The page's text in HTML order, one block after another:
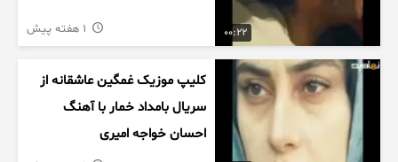
00:22
کلیپ موزیک غمگین عاشقانه از
سریال بامداد خمار با آهنگ
احسان خواجه امیری